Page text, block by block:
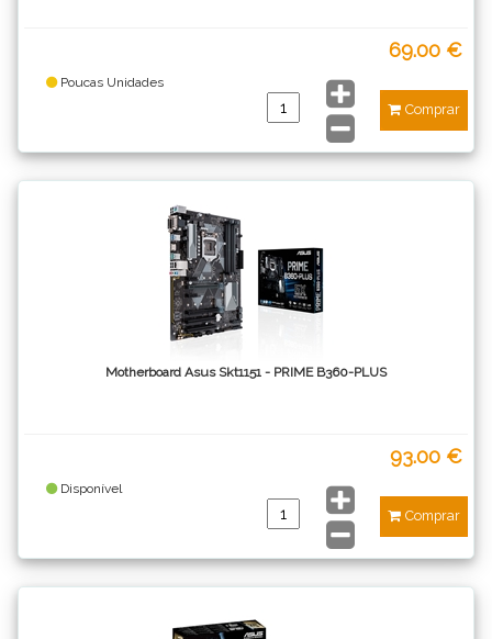
69.00 €
Poucas Unidades
Comprar
Motherboard Asus Skt1151 - PRIME B360-PLUS
93.00 €
Disponível
Comprar